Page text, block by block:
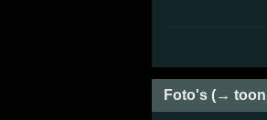
Foto's (→ toon